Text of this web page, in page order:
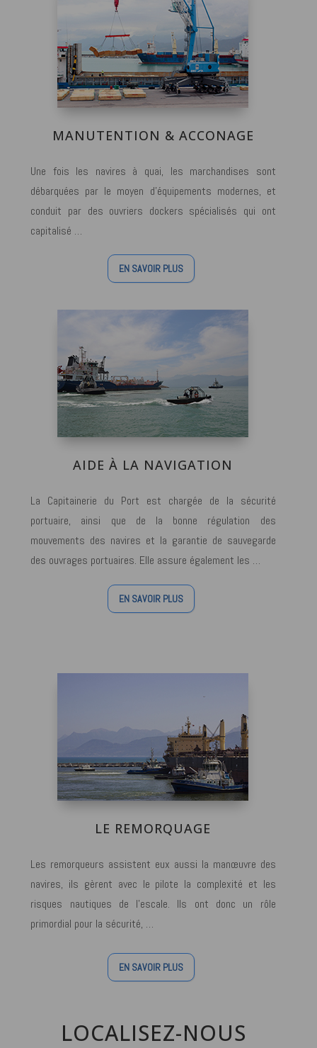
MANUTENTION & ACCONAGE
Une fois les navires à quai, les marchandises sont
débarquées par le moyen d’équipements modernes, et
conduit par des ouvriers dockers spécialisés qui ont
capitalisé …
EN SAVOIR PLUS
AIDE À LA NAVIGATION
La Capitainerie du Port est chargée de la sécurité
portuaire, ainsi que de la bonne régulation des
mouvements des navires et la garantie de sauvegarde
des ouvrages portuaires. Elle assure également les …
EN SAVOIR PLUS
LE REMORQUAGE
Les remorqueurs assistent eux aussi la manœuvre des
navires, ils gèrent avec le pilote la complexité et les
risques nautiques de l’escale. Ils ont donc un rôle
primordial pour la sécurité, …
EN SAVOIR PLUS
LOCALISEZ-NOUS